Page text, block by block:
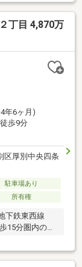
丁目 4,870万
年6ヶ月)
歩9分
区厚別中央四条
駐車場あり
所有権
下鉄東西線
15分圏内の立